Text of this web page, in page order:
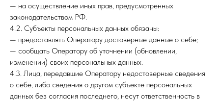
— на осуществление иных прав, предусмотренных
законодательством РФ.
4.2. Субъекты персональных данных обязаны:
— предоставлять Оператору достоверные данные о себе;
— сообщать Оператору об уточнении (обновлении,
изменении) своих персональных данных.
4.3. Лица, передавшие Оператору недостоверные сведения
о себе, либо сведения о другом субъекте персональных
данных без согласия последнего, несут ответственность в